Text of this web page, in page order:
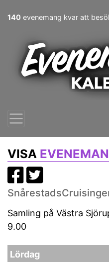
140 evenemang kvar att
VISA
Samling på Västra
9.00
Lördag